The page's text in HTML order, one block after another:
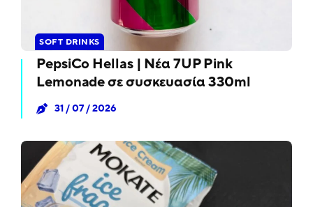
SOFT DRINKS
PepsiCo Hellas | Νέα 7UP Pink
Lemonade σε συσκευασία 330ml
31 / 07 / 2026